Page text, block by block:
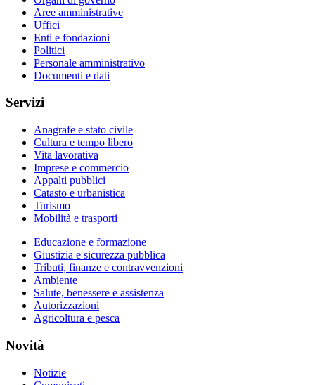
Aree amministrative
Uffici
Enti e fondazioni
Politici
Personale amministrativo
Documenti e dati
Servizi
Anagrafe e stato civile
Cultura e tempo libero
Vita lavorativa
Imprese e commercio
Appalti pubblici
Catasto e urbanistica
Turismo
Mobilità e trasporti
Educazione e formazione
Giustizia e sicurezza pubblica
Tributi, finanze e contravvenzioni
Ambiente
Salute, benessere e assistenza
Autorizzazioni
Agricoltura e pesca
Novità
Notizie